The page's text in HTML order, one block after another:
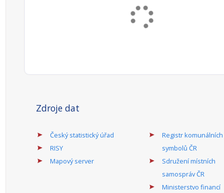
Zdroje dat
Český statistický úřad
RISY
Mapový server
Registr komunálních
symbolů ČR
Sdružení místních
samospráv ČR
Ministerstvo financí